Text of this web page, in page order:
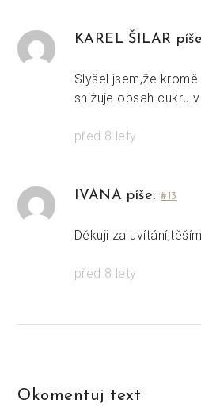
KAREL ŠILAR
Slyšel jsem,že
sniżuje obsah cukru
před 8 lety
IVANA píše:#13
Děkuji za
před 8 lety
Okomentuj text